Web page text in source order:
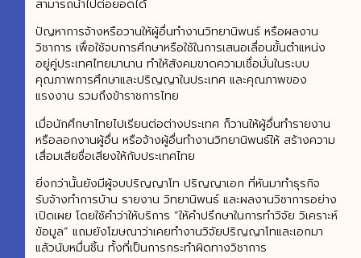
สามารถนำไปต่อยอดได้
ปัญหาการจ้างหรือวานให้ผู้อื่นทำงานวิทยานิพนธ์ หรือผลงาน
วิชาการ เพื่อใช้จบการศึกษาหรือใช้ในการเสนอเลื่อนขั้นตำแหน่ง
อยู่คู่ประเทศไทยมานาน ทำให้สังคมขาดความเชื่อมั่นในระบบ
คุณภาพการศึกษาและปริญญาในประเทศ และคุณภาพของ
แรงงาน รวมถึงข้าราชการไทย
เมื่อนักศึกษาไทยไปเรียนต่อต่างประเทศ ก็วานให้ผู้อื่นทำรายงาน
หรือลอกงานผู้อื่น หรือจ้างผู้อื่นทำงานวิทยานิพนธ์ให้ สร้างความ
เสื่อมเสียชื่อเสียงให้กับประเทศไทย
ยิ่งกว่านั้นยังมีผู้จบปริญญาโท ปริญญาเอก ที่หันมาทำธุรกิจ
รับจ้างทำการบ้าน รายงาน วิทยานิพนธ์ และผลงานวิชาการอย่าง
เปิดเผย โดยใช้คำว่าให้บริการ “ให้คำปรึกษาในการทำวิจัย วิเคราะห์
ข้อมูล” แถมยังโฆษณาว่าเคยทำงานวิจัยปริญญาโทและเอกมา
แล้วนับหมื่นชิ้น ทั้งที่เป็นการกระทำผิดทางวิชาการ